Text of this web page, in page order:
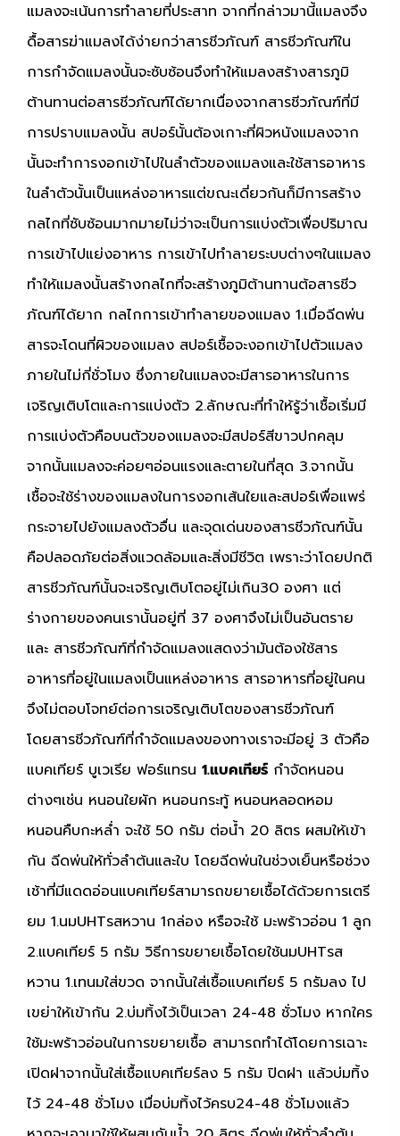
แมลงจะเน้นการทำลายที่ประสาท จากที่กล่าวมานี้แมลงจึง
ดื้อสารฆ่าแมลงได้ง่ายกว่าสารชีวภัณฑ์ สารชีวภัณฑ์ใน
การกำจัดแมลงนั้นจะซับซ้อนจึงทำให้แมลงสร้างสารภูมิ
ต้านทานต่อสารชีวภัณฑ์ได้ยากเนื่องจากสารชีวภัณฑ์ที่มี
การปราบแมลงนั้น สปอร์นั้นต้องเกาะที่ผิวหนังแมลงจาก
นั้นจะทำการงอกเข้าไปในลำตัวของแมลงและใช้สารอาหาร
ในลำตัวนั้นเป็นแหล่งอาหารแต่ขณะเดี่ยวกันก็มีการสร้าง
กลไกที่ซับซ้อนมากมายไม่ว่าจะเป็นการแบ่งตัวเพื่อปริมาณ
การเข้าไปแย่งอาหาร การเข้าไปทำลายระบบต่างๆในแมลง
ทำให้แมลงนั้นสร้างกลไกที่จะสร้างภูมิต้านทานต้อสารชีว
ภัณฑ์ได้ยาก กลไกการเข้าทำลายของแมลง 1.เมื่อฉีดพ่น
สารจะโดนที่ผิวของแมลง สปอร์เชื้อจะงอกเข้าไปตัวแมลง
ภายในไม่กี่ชั่วโมง ซึ่งภายในแมลงจะมีสารอาหารในการ
เจริญเติบโตและการแบ่งตัว 2.ลักษณะที่ทำให้รู้ว่าเชื้อเริ่มมี
การแบ่งตัวคือบนตัวของแมลงจะมีสปอร์สีขาวปกคลุม
จากนั้นแมลงจะค่อยๆอ่อนแรงและตายในที่สุด 3.จากนั้น
เชื้อจะใช้ร่างของแมลงในการงอกเส้นใยและสปอร์เพื่อแพร่
กระจายไปยังแมลงตัวอื่น และจุดเด่นของสารชีวภัณฑ์นั้น
คือปลอดภัยต่อสิ่งแวดล้อมและสิ่งมีชีวิต เพราะว่าโดยปกติ
สารชีวภัณฑ์นั้นจะเจริญเติบโตอยู่ไม่เกิน30 องศา แต่
ร่างกายของคนเรานั้นอยู่ที่ 37 องศาจึงไม่เป็นอันตราย
และ สารชีวภัณฑ์ที่กำจัดแมลงแสดงว่ามันต้องใช้สาร
อาหารที่อยู่ในแมลงเป็นแหล่งอาหาร สารอาหารที่อยู่ในคน
จึงไม่ตอบโจทย์ต่อการเจริญเติบโตของสารชีวภัณฑ์
โดยสารชีวภัณฑ์ที่กำจัดแมลงของทางเราจะมีอยู่ 3 ตัวคือ
แบคเทียร์ บูเวเรีย ฟอร์แทรน 1.แบคเทียร์ กำจัดหนอน
ต่างๆเช่น หนอนใยผัก หนอนกระทู้ หนอนหลอดหอม
หนอนคืบกะหล่ำ จะใช้ 50 กรัม ต่อน้ำ 20 ลิตร ผสมให้เข้า
กัน ฉีดพ่นให้ทั่วลำต้นและใบ โดยฉีดพ่นในช่วงเย็นหรือช่วง
เช้าที่มีแดดอ่อนแบคเทียร์สามารถขยายเชื้อได้ด้วยการเตรี
ยม 1.นมUHTรสหวาน 1กล่อง หรือจะใช้ มะพร้าวอ่อน 1 ลูก
2.แบคเทียร์ 5 กรัม วิธีการขยายเชื้อโดยใช้นมUHTรส
หวาน 1.เทนมใส่ขวด จากนั้นใส่เชื้อแบคเทียร์ 5 กรัมลง ไป
เขย่าให้เข้ากัน 2.บ่มทิ้งไว้เป็นเวลา 24-48 ชั่วโมง หากใคร
ใช้มะพร้าวอ่อนในการขยายเชื้อ สามารถทำได้โดยการเฉาะ
เปิดฝาจากนั้นใส่เชื้อแบคเทียร์ลง 5 กรัม ปิดฝา แล้วบ่มทิ้ง
ไว้ 24-48 ชั่วโมง เมื่อบ่มทิ้งไว้ครบ24-48 ชั่วโมงแล้ว